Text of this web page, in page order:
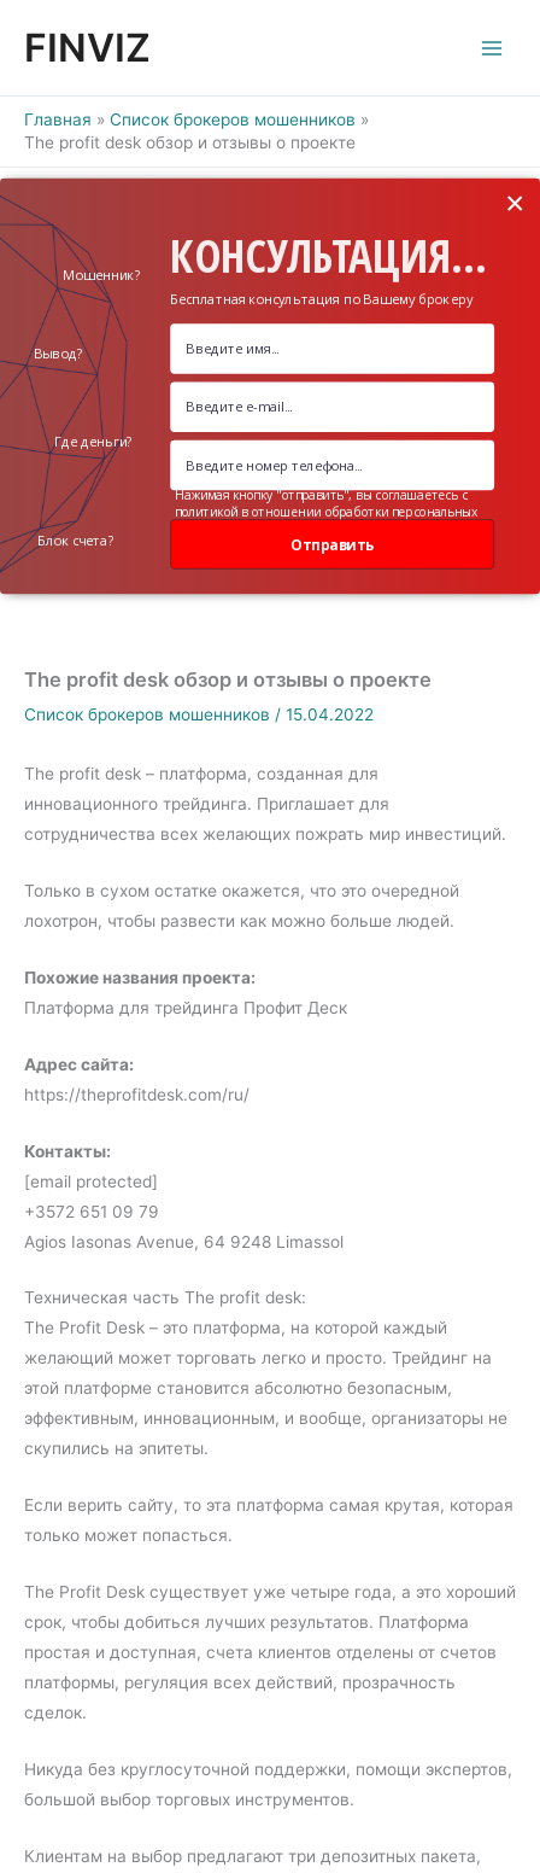
FINVIZ
Главная
Список брокеров мошенников
The profit desk обзор и отзывы о проекте
КОНСУЛЬТАЦИЯ...
Бесплатная консультация по Вашему брокеру
Мошенник?
Вывод?
Где деньги?
Блок счета? Отправить
×
Нажимая кнопку "отправить", вы соглашаетесь с
политикой в отношении обработки персональных
The profit desk обзор и отзывы о проекте
Список брокеров мошенников / 15.04.2022
The profit desk – платформа, созданная для
инновационного трейдинга. Приглашает для
сотрудничества всех желающих пожрать мир инвестиций.
Только в сухом остатке окажется, что это очередной
лохотрон, чтобы развести как можно больше людей.
Похожие названия проекта:
Платформа для трейдинга Профит Деск
Адрес сайта:
https://theprofitdesk.com/ru/
Контакты:
[email protected]
+3572 651 09 79
Agios Iasonas Avenue, 64 9248 Limassol
Техническая часть The profit desk:
The Profit Desk – это платформа, на которой каждый
желающий может торговать легко и просто. Трейдинг на
этой платформе становится абсолютно безопасным,
эффективным, инновационным, и вообще, организаторы не
скупились на эпитеты.
Если верить сайту, то эта платформа самая крутая, которая
только может попасться.
The Profit Desk существует уже четыре года, а это хороший
срок, чтобы добиться лучших результатов. Платформа
простая и доступная, счета клиентов отделены от счетов
платформы, регуляция всех действий, прозрачность
сделок.
Никуда без круглосуточной поддержки, помощи экспертов,
большой выбор торговых инструментов.
Клиентам на выбор предлагают три депозитных пакета,